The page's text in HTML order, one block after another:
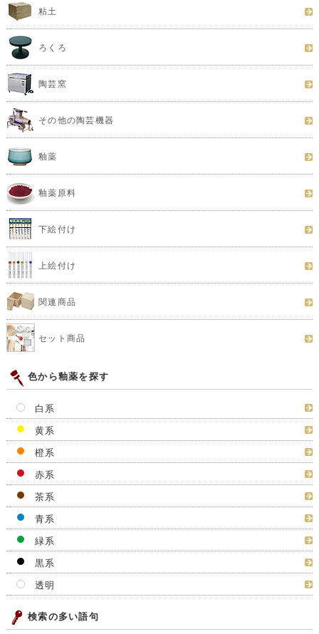
粘土
ろくろ
陶芸窯
その他の陶芸機器
釉薬
釉薬原料
下絵付け
上絵付け
関連商品
セット商品
色から釉薬を探す
白系
黄系
橙系
赤系
茶系
青系
緑系
黒系
透明
検索の多い語句